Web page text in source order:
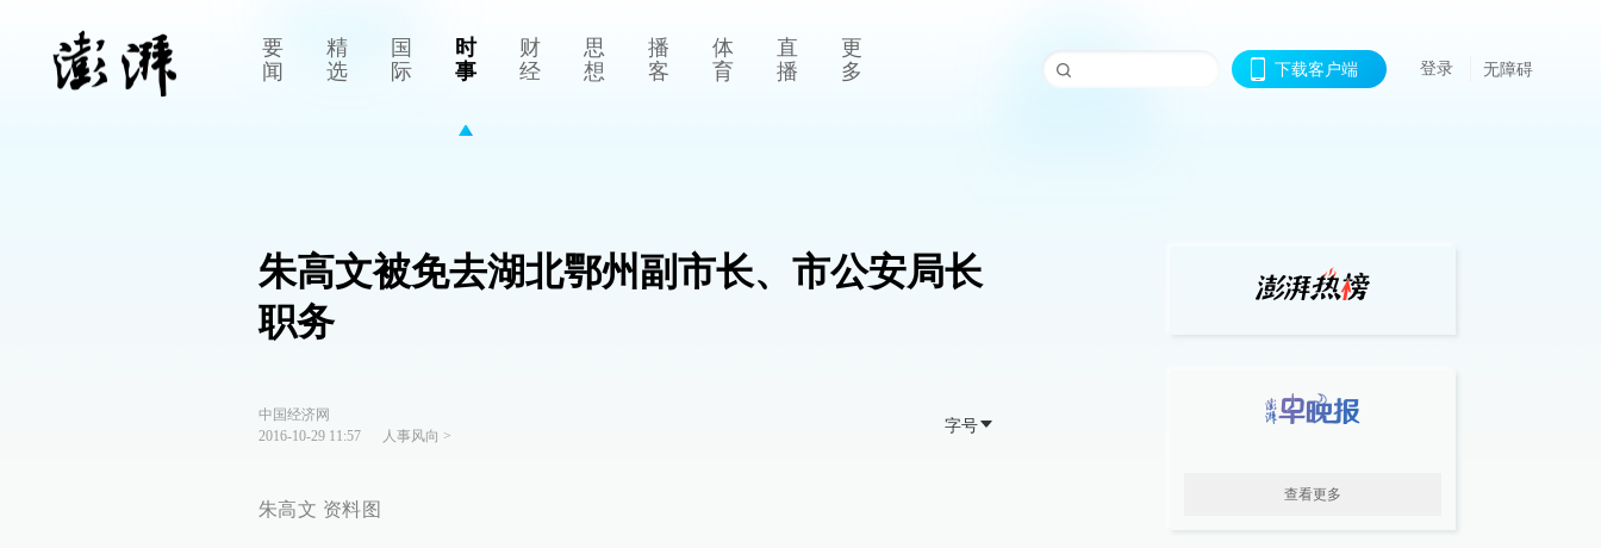
要
闻
精
选
国
际
时
事
财
经
思
想
播
客
体
育
直
播
更
多
下载客户端 登录 无障碍
朱高文被免去湖北鄂州副市长、市公安局长
职务
中国经济网
2016-10-29 11:57
人事风向 >
字号
朱高文 资料图
查看更多